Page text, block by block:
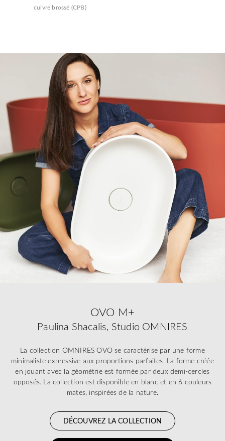
cuivre brossé (CPB)
OVO M+
Paulina Shacalis, Studio OMNIRES
La collection OMNIRES OVO se caractérise par une forme
minimaliste expressive aux proportions parfaites. La forme créée
en jouant avec la géométrie est formée par deux demi-cercles
opposés. La collection est disponible en blanc et en 6 couleurs
mates, inspirées de la nature.
DÉCOUVREZ LA COLLECTION